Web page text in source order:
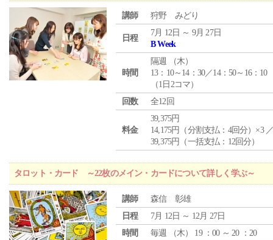
講師 狩野 みどり
日程
7月 12日 ～ 9月 27日
B Week
時間
隔週 （木）
13：10～14：30／14：50～16：10
（1日2コマ）
回数
全12回
料金
39,375円
14,175円（分割支払：4回分）×3
39,375円（一括支払：12回分）
タロット・カード ～22枚のメイン・カードについて詳しく学ぶ～
講師
森信 彰雄
日程
7月 12日 ～ 12月 27日
時間
毎週 （木） 19 ：00 ～ 20 ：20